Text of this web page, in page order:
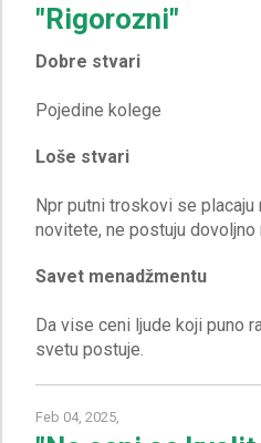
"Rigorozni"
Dobre stvari
Loše stvari
Npr putni troskovi se placaju
Savet menadžmentu
Da vise ceni ljude koji puno
Feb 04, 2025,